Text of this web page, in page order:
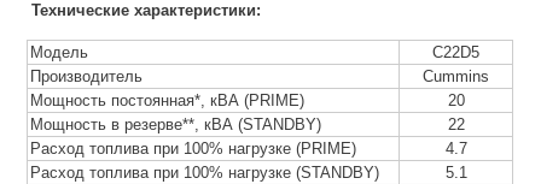
Технические характеристики:
Модель
C22D5
Производитель
Cummins
Мощность постоянная*, кВА (PRIME)
20
Мощность в резерве**, кВА (STANDBY)
22
Расход топлива при 100% нагрузке (PRIME)
4.7
Расход топлива при 100% нагрузке (STANDBY)
5.1